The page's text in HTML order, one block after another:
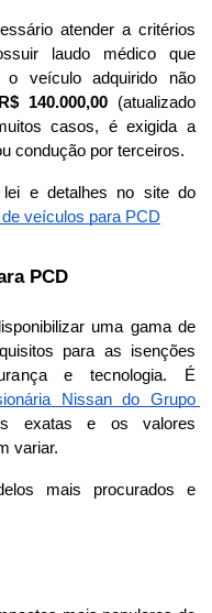
atender a critérios
laudo médico que
veículo adquirido não
140.000,00 (atualizado
casos, é exigida a
condução por terceiros.
e detalhes no site do
de veículos para PCD
PCD
uma gama de
para as isenções
e tecnologia. É
Nissan do Grupo
exatas e os valores
variar.
mais procurados e